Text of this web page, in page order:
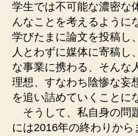
学生では不可能な濃密な
んなことを考えるように
学びたまに論文を投稿し
人とわずに媒体に寄稿し
な事業に携わる、そんな
理想、すなわち陰惨な妄
を追い詰めていくことに
そうして、私自身の問
には2016年の終わりから